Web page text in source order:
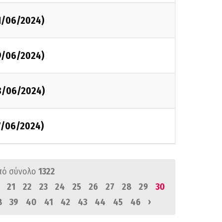
06/2024)
06/2024)
06/2024)
06/2024)
σύνολο 1322
21
22 23 24 25 26 27 28 29
30
39 40 41 42 43 44 45 46 ›